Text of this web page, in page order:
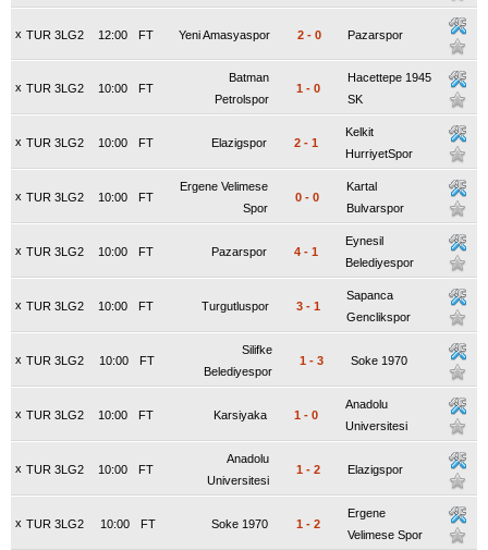
x TUR 3LG2 FT
12:00 Yeni Amasyaspor 2 - 0 Pazarspor
x TUR 3LG2 FT
10:00
Batman
Petrolspor
1 - 0
Hacettepe 1945
SK
x TUR 3LG2 FT
10:00 Elazigspor 2 - 1
Kelkit
HurriyetSpor
x TUR 3LG2 FT
10:00
Ergene Velimese
Spor
0 - 0
Kartal
Bulvarspor
x TUR 3LG2 FT
10:00 Pazarspor 4 - 1
Eynesil
Belediyespor
x TUR 3LG2 FT
10:00 Turgutluspor 3 - 1
Sapanca
Genclikspor
x TUR 3LG2 FT
10:00
Silifke
Belediyespor
1 - 3 Soke 1970
x TUR 3LG2 FT
10:00 Karsiyaka 1 - 0
Anadolu
Universitesi
x TUR 3LG2 FT
10:00
Anadolu
Universitesi
1 - 2 Elazigspor
x TUR 3LG2 FT
10:00 Soke 1970 1 - 2
Ergene
Velimese Spor